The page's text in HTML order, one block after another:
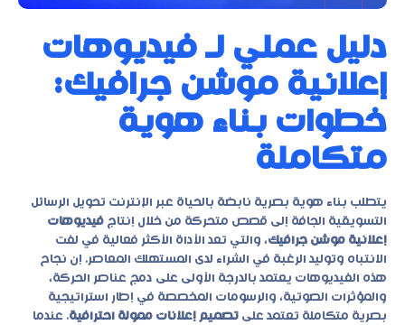
دليل عملي لـ فيديوهات
إعلانية موشن جرافيك:
خطوات بناء هوية
متكاملة
يتطلب بناء هوية بصرية نابضة بالحياة عبر الإنترنت تحويل الرسائل
التسويقية الجافة إلى قصص متحركة من خلال إنتاج فيديوهات
إعلانية موشن جرافيك، والتي تعد الأداة الأكثر فعالية في لفت
الانتباه وتوليد الرغبة في الشراء لدى المستهلك المعاصر. إن نجاح
هذه الفيديوهات يعتمد بالدرجة الأولى على دمج عناصر الحركة،
والمؤثرات الصوتية، والرسومات المخصصة في إطار استراتيجية
بصرية متكاملة تعتمد على تصميم إعلانات ممولة احترافية. عندما